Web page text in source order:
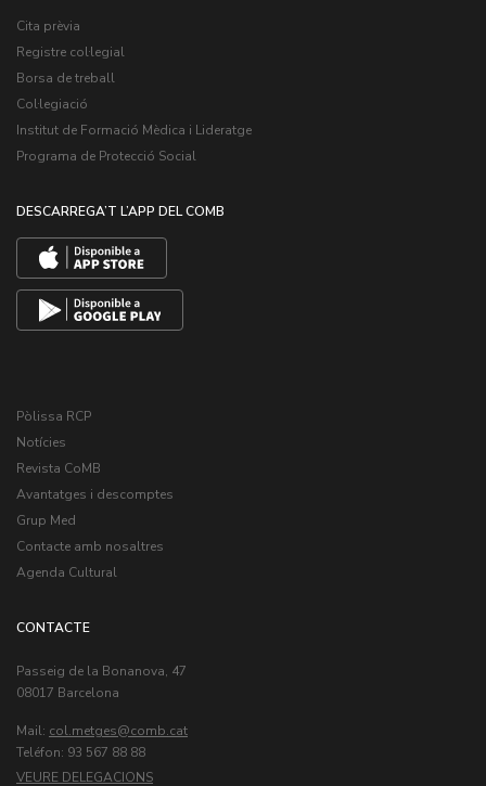
Cita prèvia
Registre col·legial
Borsa de treball
Col·legiació
Institut de Formació Mèdica i Lideratge
Programa de Protecció Social
DESCARREGA’T L’APP DEL COMB
Pòlissa RCP
Notícies
Revista CoMB
Avantatges i descomptes
Grup Med
Contacte amb nosaltres
Agenda Cultural
CONTACTE
Passeig de la Bonanova, 47
08017 Barcelona
Mail: col.metges
Teléfon: 93 567 88 88
VEURE DELEGACIONS